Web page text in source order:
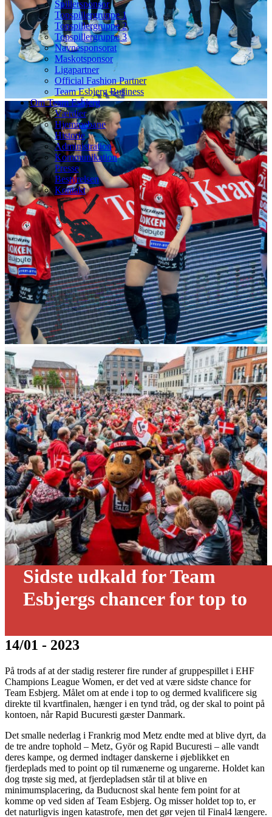
Spillersponsor
Topspillergruppe 1
Topspillergruppe 2
Topspillergruppe 3
Navnesponsorat
Maskotsponsor
Ligapartner
Official Fashion Partner
Team Esbjerg Business
Om Team Esbjerg
Værdier
Hjemmebane
Historie
Administration
Kommunikation
Presse
Bestyrelsen
Kontakt
Sidste udkald for Team
Esbjergs chancer for top to
14/01 - 2023
På trods af at der stadig resterer fire runder af gruppespillet i EHF
Champions League Women, er det ved at være sidste chance for
Team Esbjerg. Målet om at ende i top to og dermed kvalificere sig
direkte til kvartfinalen, hænger i en tynd tråd, og der skal to point på
kontoen, når Rapid Bucuresti gæster Danmark.
Det smalle nederlag i Frankrig mod Metz endte med at blive dyrt, da
de tre andre tophold – Metz, Györ og Rapid Bucuresti – alle vandt
deres kampe, og dermed indtager danskerne i øjeblikket en
fjerdeplads med to point op til rumænerne og ungarerne. Holdet kan
dog trøste sig med, at fjerdepladsen står til at blive en
minimumsplacering, da Buducnost skal hente fem point for at
komme op ved siden af Team Esbjerg. Og misser holdet top to, er
det naturligvis ingen katastrofe, men det gør vejen til Final4 længere.